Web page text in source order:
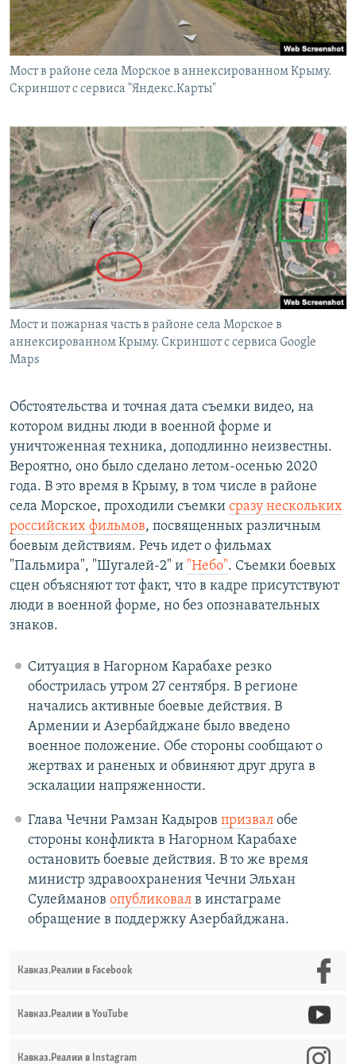
Мост в районе села Морское в аннексированном Крыму.
Скриншот с сервиса "Яндекс.Карты"
Мост и пожарная часть в районе села Морское в
аннексированном Крыму. Скриншот с сервиса Google
Maps
Обстоятельства и точная дата съемки видео, на
котором видны люди в военной форме и
уничтоженная техника, доподлинно неизвестны.
Вероятно, оно было сделано летом-осенью 2020
года. В это время в Крыму, в том числе в районе
села Морское, проходили съемки сразу нескольких
российских фильмов, посвященных различным
боевым действиям. Речь идет о фильмах
"Пальмира", "Шугалей-2" и "Небо". Съемки боевых
сцен объясняют тот факт, что в кадре присутствуют
люди в военной форме, но без опознавательных
знаков.
Ситуация в Нагорном Карабахе резко
обострилась утром 27 сентября. В регионе
начались активные боевые действия. В
Армении и Азербайджане было введено
военное положение. Обе стороны сообщают о
жертвах и раненых и обвиняют друг друга в
эскалации напряженности.
Глава Чечни Рамзан Кадыров призвалобе
стороны конфликта в Нагорном Карабахе
остановить боевые действия. В то же время
министр здравоохранения Чечни Эльхан
Сулейманов опубликовалв инстаграме
обращение в поддержку Азербайджана.
Кавказ.Реалии в Facebook
Кавказ.Реалии в YouTube
Кавказ.Реалии в Instagram